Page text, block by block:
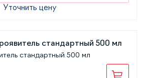
Уточнить цену
стандартный 500 мл